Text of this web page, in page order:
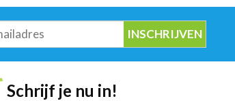
Schrijf je nu in!